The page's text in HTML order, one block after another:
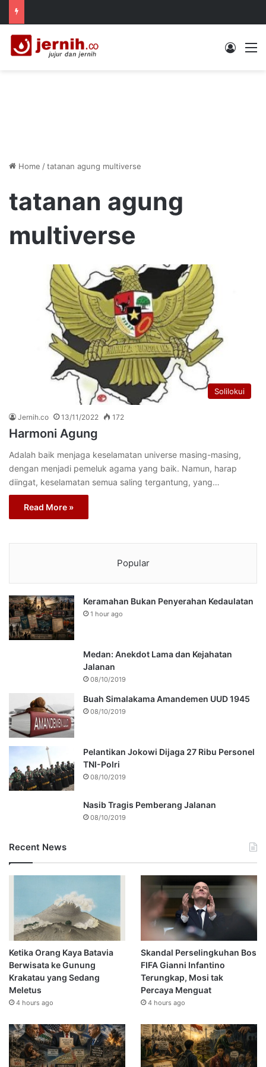
Log In
Home /tatanan agung multiverse
tatanan agung
multiverse
Solilokui
Jernih.co 13/11/2022 172
Harmoni Agung
Adalah baik menjaga keselamatan universe masing-masing,
dengan menjadi pemeluk agama yang baik. Namun, harap
diingat, keselamatan semua saling tergantung, yang…
Read More »
Popular
Keramahan Bukan Penyerahan Kedaulatan
1 hour ago
Medan: Anekdot Lama dan Kejahatan
Jalanan
08/10/2019
Buah Simalakama Amandemen UUD 1945
08/10/2019
Pelantikan Jokowi Dijaga 27 Ribu Personel
TNI-Polri
08/10/2019
Nasib Tragis Pemberang Jalanan
08/10/2019
Recent News
Ketika Orang Kaya Batavia
Berwisata ke Gunung
Krakatau yang Sedang
Meletus
4 hours ago
Skandal Perselingkuhan Bos
FIFA Gianni Infantino
Terungkap, Mosi tak
Percaya Menguat
4 hours ago